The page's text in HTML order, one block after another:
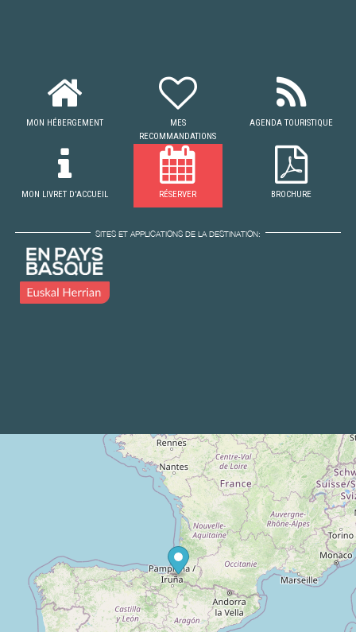
MON HÉBERGEMENT
MES
RECOMMANDATIONS
AGENDA TOURISTIQUE
MON LIVRET D'ACCUEIL RÉSERVER BROCHURE
SITES ET APPLICATIONS DE LA DESTINATION: